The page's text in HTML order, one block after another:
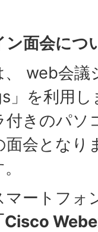
ン面会につ
、 web会
」を利用
付きのパソ
面会とな
マートフォ
Cisco